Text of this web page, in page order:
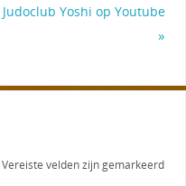
Judoclub Yoshi op Youtube
»
Vereiste velden zijn gemarkeerd